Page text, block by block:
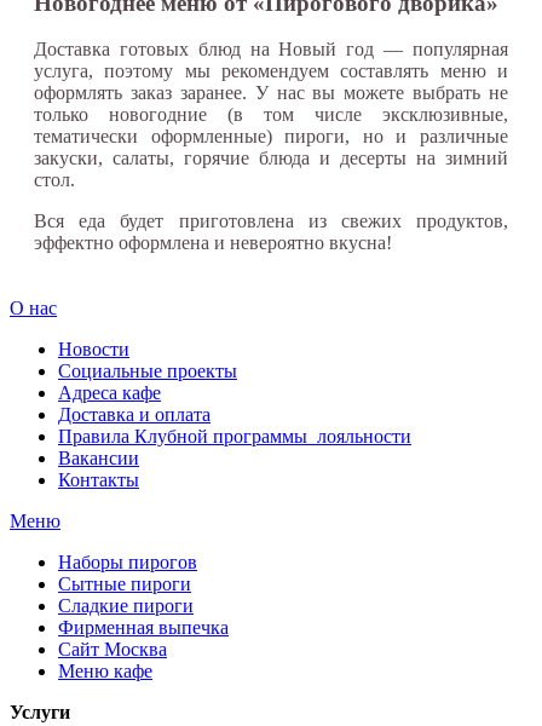
Доставка готовых блюд на Новый год — популярная
услуга, поэтому мы рекомендуем составлять меню и
оформлять заказ заранее. У нас вы можете выбрать не
только новогодние (в том числе эксклюзивные,
тематически оформленные) пироги, но и различные
закуски, салаты, горячие блюда и десерты на зимний
стол.
Вся еда будет приготовлена из свежих продуктов,
эффектно оформлена и невероятно вкусна!
О нас
Новости
Социальные проекты
Адреса кафе
Доставка и оплата
Правила Клубной программы лояльности
Вакансии
Контакты
Меню
Наборы пирогов
Сытные пироги
Сладкие пироги
Фирменная выпечка
Сайт Москва
Меню кафе
Услуги